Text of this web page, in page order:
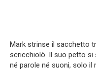
Mark strinse il sacchetto
scricchiolò. Il suo petto si
né parole né suoni, solo il